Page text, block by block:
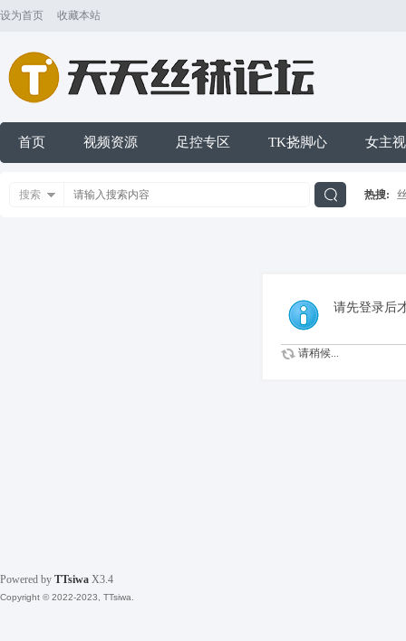
设为首页 收藏本站
首页 视频资源 足控专区 TK挠脚心 女主
搜索 热搜:
请先登录后
请稍候...
Powered by TTsiwa X3.4
Copyright © 2022-2023, TTsiwa.